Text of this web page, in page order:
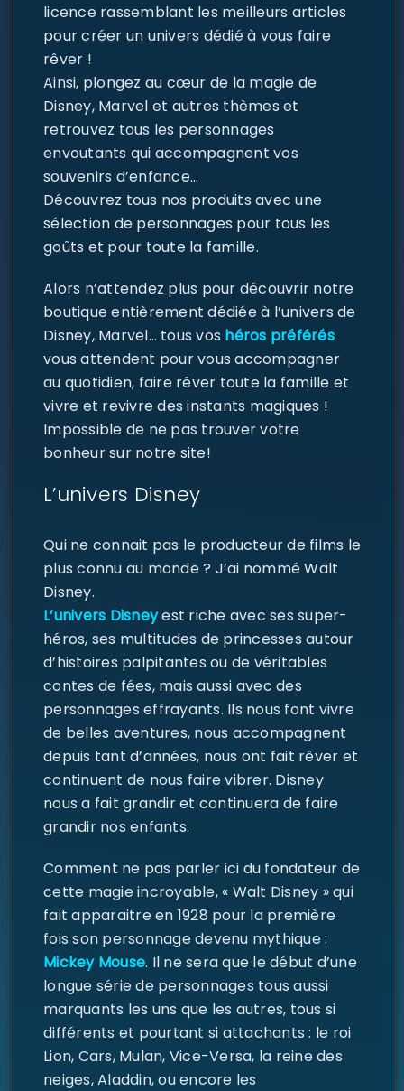
CONNECTER
ou e-mail*
de passe
Se souvenir de moi
SE CONNECTER
DE PASSE PERDU ?
licence rassemblant les meilleurs articles
pour créer un univers dédié à vous faire
rêver !
Ainsi, plongez au cœur de la magie de
Disney, Marvel et autres thèmes et
retrouvez tous les personnages
envoutants qui accompagnent vos
souvenirs d’enfance…
Découvrez tous nos produits avec une
sélection de personnages pour tous les
goûts et pour toute la famille.
Alors n’attendez plus pour découvrir notre
boutique entièrement dédiée à l’univers de
Disney, Marvel… tous vos héros préférés
vous attendent pour vous accompagner
au quotidien, faire rêver toute la famille et
vivre et revivre des instants magiques !
Impossible de ne pas trouver votre
bonheur sur notre site!
L’univers Disney
Qui ne connait pas le producteur de films le
plus connu au monde ? J’ai nommé Walt
Disney.
L’univers Disneyest riche avec ses super-
héros, ses multitudes de princesses autour
d’histoires palpitantes ou de véritables
contes de fées, mais aussi avec des
personnages effrayants. Ils nous font vivre
de belles aventures, nous accompagnent
depuis tant d’années, nous ont fait rêver et
continuent de nous faire vibrer. Disney
nous a fait grandir et continuera de faire
grandir nos enfants.
Comment ne pas parler ici du fondateur de
cette magie incroyable, « Walt Disney » qui
fait apparaitre en 1928 pour la première
fois son personnage devenu mythique :
Mickey Mouse. Il ne sera que le début d’une
longue série de personnages tous aussi
marquants les uns que les autres, tous si
différents et pourtant si attachants : le roi
Lion, Cars, Mulan, Vice-Versa, la reine des
neiges, Aladdin, ou encore les